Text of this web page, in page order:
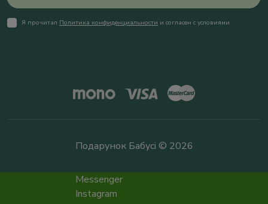
Я прочитал Политика конфиденциальности и согласен с условиями
Подарунок Бабусі © 2026
Messenger
Instagram